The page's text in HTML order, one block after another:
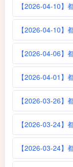
【2026-04-10】
【2026-04-10】
【2026-04-06】
【2026-04-01】
【2026-03-26】
【2026-03-24】
【2026-03-24】